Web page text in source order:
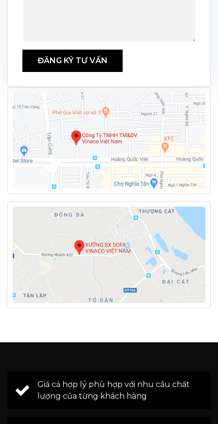
ĐĂNG KÝ TƯ VẤN
Giá cả hợp lý phù hợp với nhu cầu chất
lượng của từng khách hàng